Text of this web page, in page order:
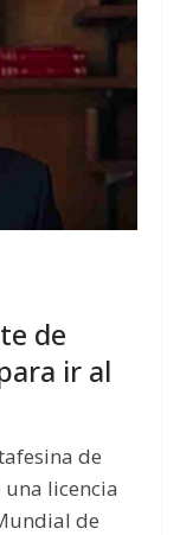
de
ir al
de
una licencia
de